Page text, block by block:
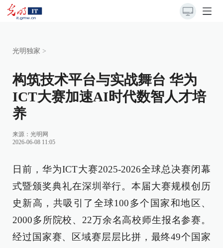
光明独家 >
构筑技术平台与实战舞台 华为
ICT大赛加速AI时代数智人才培
养
来源： 光明网
2026-06-08 11:05
日前，华为ICT大赛2025-2026全球总决赛闭幕
式暨颁奖典礼在深圳举行。本届大赛规模创历
史新高，共吸引了全球100多个国家和地区、
2000多所院校、22万余名高校师生报名参赛。
经过国家赛、区域赛层层比拼，最终49个国家